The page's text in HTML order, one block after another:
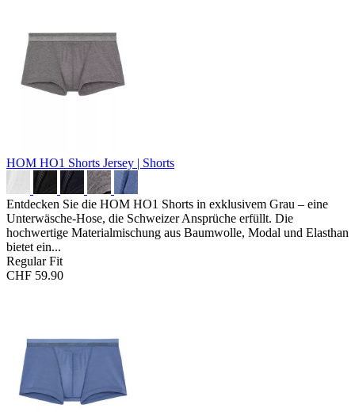
HOM HO1 Shorts Jersey | Shorts
Entdecken Sie die HOM HO1 Shorts in exklusivem Grau – eine
Unterwäsche-Hose, die Schweizer Ansprüche erfüllt. Die
hochwertige Materialmischung aus Baumwolle, Modal und Elasthan
bietet ein...
Regular Fit
CHF 59.90